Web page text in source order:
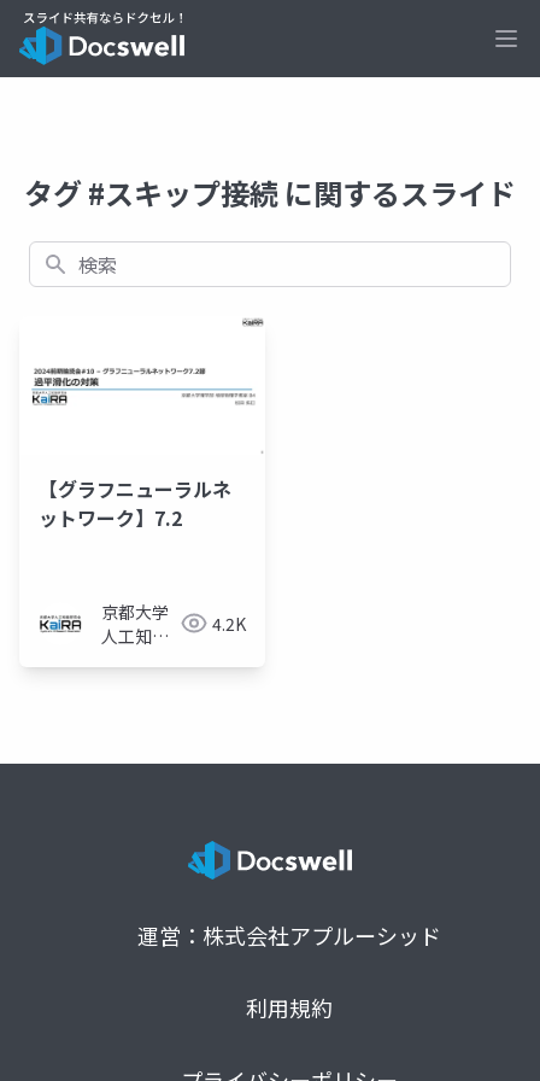
タグ #スキップ接続 に関するスライド
検索
【グラフニューラルネ
ットワーク】7.2
京都大学
人工知能
4.2K
運営：株式会社アプルーシッド
利用規約